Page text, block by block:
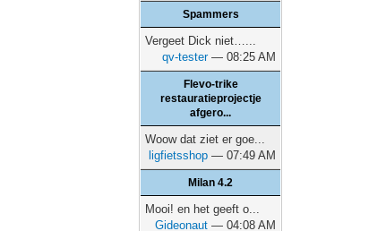
Spammers
Vergeet Dick niet…...
qv-tester— 08:25 AM
Flevo-trike
restauratieprojectje
afgero...
Woow dat ziet er goe...
ligfietsshop — 07:49 AM
Milan 4.2
Mooi! en het geeft o...
Gideonaut — 04:08 AM